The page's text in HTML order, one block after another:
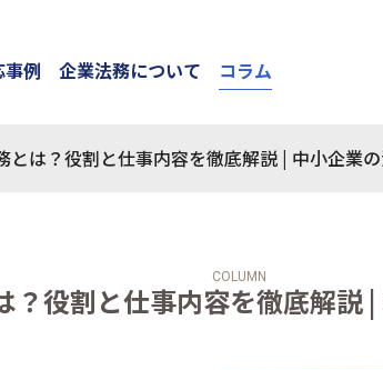
例 企業法務について コラム
とは？役割と仕事内容を徹底解説 | 中小企業
COLUMN
？役割と仕事内容を徹底解説